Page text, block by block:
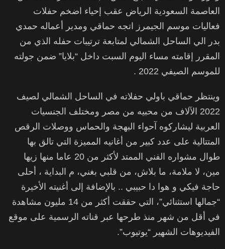
العاصمة السعودية الرياض عقب إحياء اضخم حفلات
فعاليات موسم الجيمرز اتجه حماقي ومدير أعماله حمدي
بدر الي الساحل الشمالي لمتابعة ترتيبات حفله الذي من
المقرر إقامته مساء اليوم السبت داخل “بلايا” ضمن جولته
للموسم الصيفي 2022 .
وينتظر حماقي باولي حفلاته في الساحل الشمالي لصيف
2022 الآلاف من محبيه من مصر ومختلف الجنسيات
العربية ليشاركوه آحواء البهجة والحماس ووصلات الرقص
المتتالية على عدد كبير من أغانيه المميزة التي تالق بها
طوال مشواره الفني الممتد لأكثر من 20 عاما منها زيها
مين، لا ملامة، ما بلاش، من قلبي بغني، م البداية ، أحلى
حاجة فيكي و هوا دا حبيبي .. بالإضافة إلى أغنيته الأخيرة
“جمالها استثنائي”، التي حققت أكثر من 14 مليون مشاهدة
في أقل من شهر منذ طرحها عبر قناته الرسمية على موقع
الفيديوهات الشهير “يوتيوب”.